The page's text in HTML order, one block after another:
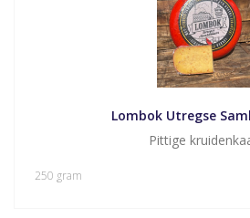
Lombok Utregse
Pittige
250 gram